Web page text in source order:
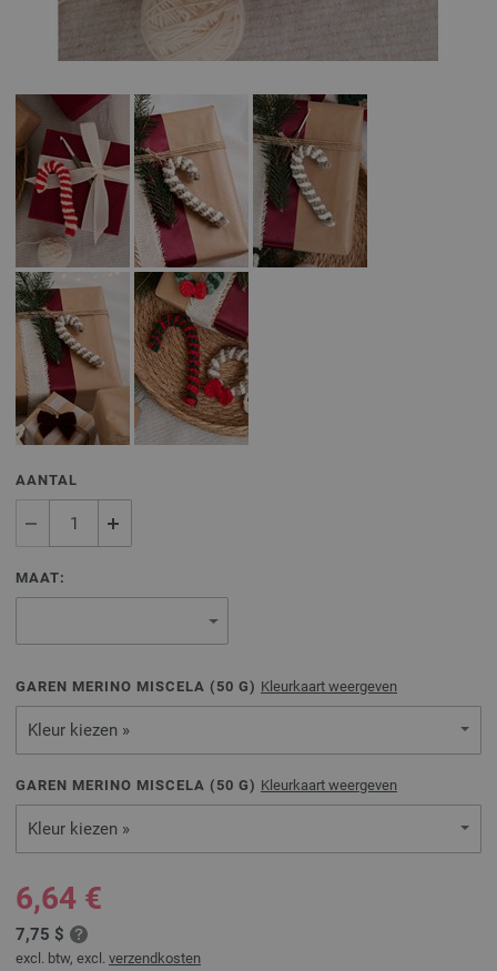
AANTAL
MAAT:
GAREN MERINO MISCELA ( 50 G) Kleurkaart weergeven
Kleur kiezen »
GAREN MERINO MISCELA ( 50 G) Kleurkaart weergeven
Kleur kiezen »
6,64 €
7,75 $
excl. btw, excl. verzendkosten